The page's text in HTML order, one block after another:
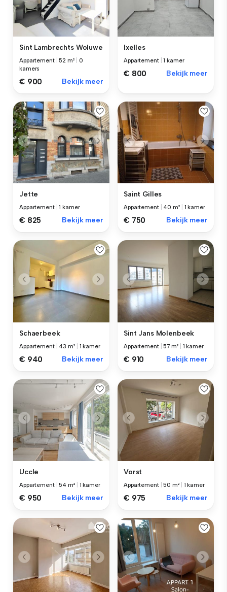
Sint Lambrechts Woluwe
Appartement |52 m²
0
kamers
€ 900 Bekijk meer
Ixelles
Appartement |1 kamer
€ 800 Bekijk meer
Jette
Appartement |1 kamer
€ 825 Bekijk meer
Saint Gilles
Appartement 40 m² 1 kamer
€ 750 Bekijk meer
Schaerbeek
Appartement 43 m² 1 kamer
€ 940 Bekijk meer
Sint Jans Molenbeek
Appartement |57 m² 1 kamer
€ 910 Bekijk meer
Uccle
Appartement |54 m² 1 kamer
€ 950 Bekijk meer
Vorst
Appartement |50 m² 1 kamer
€ 975 Bekijk meer